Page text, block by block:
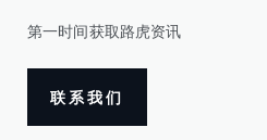
第一时间获取路虎资讯
联系我们